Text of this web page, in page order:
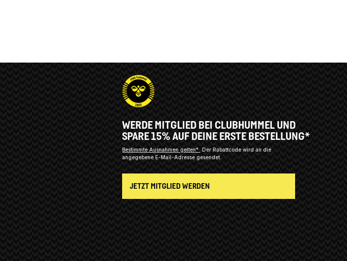
WERDE MITGLIED BEI CLUBHUMMEL UND
SPARE 15% AUF DEINE ERSTE BESTELLUNG*
Bestimmte Ausnahmen gelten*
Der Rabattcode wird an die
angegebene E-Mail-Adresse gesendet.
JETZT MITGLIED WERDEN